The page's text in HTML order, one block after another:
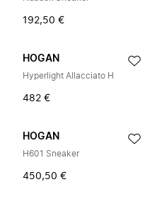
192,50 €
HOGAN
Hyperlight Allacciato H
482 €
HOGAN
H601 Sneaker
450,50 €